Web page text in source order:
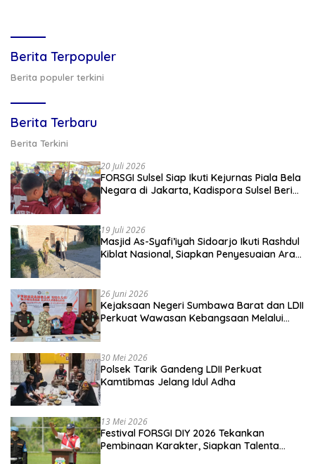
Berita Terpopuler
Berita populer terkini
Berita Terbaru
Berita Terkini
20 Juli 2026
FORSGI Sulsel Siap Ikuti Kejurnas Piala Bela
Negara di Jakarta, Kadispora Sulsel Beri
19 Juli 2026
Masjid As-Syafi’iyah Sidoarjo Ikuti Rashdul
Kiblat Nasional, Siapkan Penyesuaian Arah
26 Juni 2026
Kejaksaan Negeri Sumbawa Barat dan LDII
Perkuat Wawasan Kebangsaan Melalui
30 Mei 2026
Polsek Tarik Gandeng LDII Perkuat
Kamtibmas Jelang Idul Adha
13 Mei 2026
Festival FORSGI DIY 2026 Tekankan
Pembinaan Karakter, Siapkan Talenta